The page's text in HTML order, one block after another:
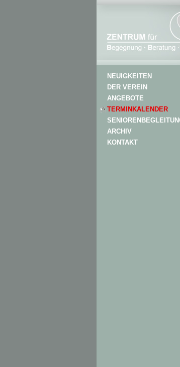
NEUIGKEITEN
DER VEREIN
ANGEBOTE
TERMINKALENDER
ARCHIV
KONTAKT